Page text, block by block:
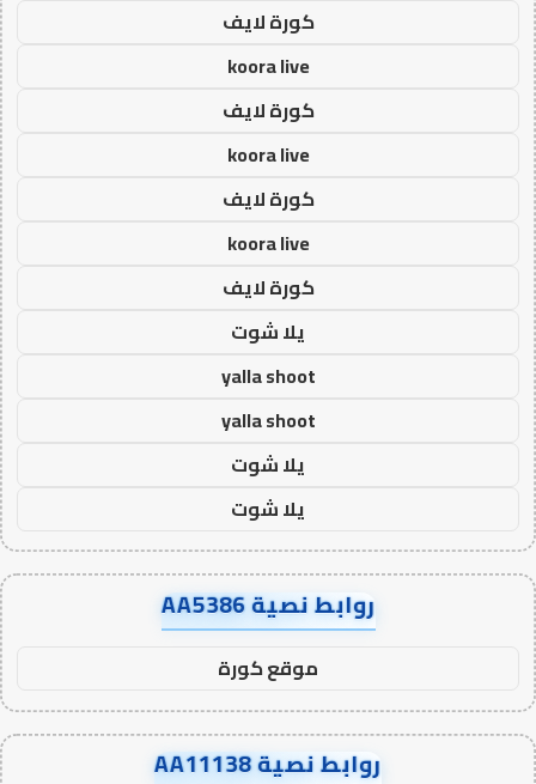
كورة لايف
koora live
كورة لايف
koora live
كورة لايف
koora live
كورة لايف
يلا شوت
yalla shoot
yalla shoot
يلا شوت
يلا شوت
روابط نصية AA5386
موقع كورة
روابط نصية AA11138